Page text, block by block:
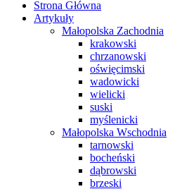
Strona Główna
Artykuły
Małopolska Zachodnia
krakowski
chrzanowski
oświęcimski
wadowicki
wielicki
suski
myślenicki
Małopolska Wschodnia
tarnowski
bocheński
dąbrowski
brzeski